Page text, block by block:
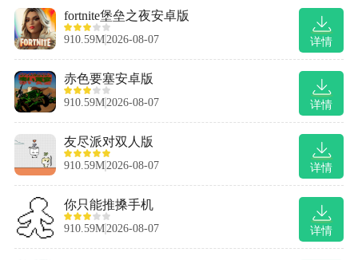
详情
fortnite堡垒之夜安卓版
910.59M2026-08-07
详情
赤色要塞安卓版
910.59M2026-08-07
详情
友尽派对双人版
910.59M2026-08-07
详情
你只能推搡手机
910.59M2026-08-07